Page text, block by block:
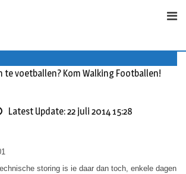
te voetballen? Kom Walking Footballen!
Latest Update: 22 juli 2014 15:28
storing is ie daar dan toch, enkele dagen